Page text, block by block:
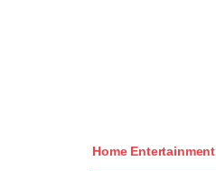
Home Entertainment